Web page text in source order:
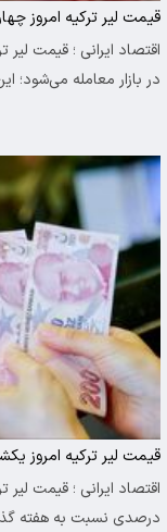
قیمت لیر ترکیه امروز چهارشنبه 19
در بازار معامله می‌شود؛
قیمت لیر ترکیه امروز یکشنبه 16 آذر
درصدی نسبت به هفته گذشته